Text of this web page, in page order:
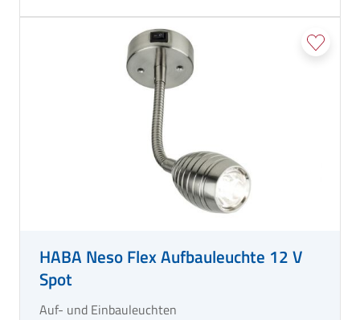
HABA Neso Flex Aufbauleuchte 12 V
Spot
Auf- und Einbauleuchten